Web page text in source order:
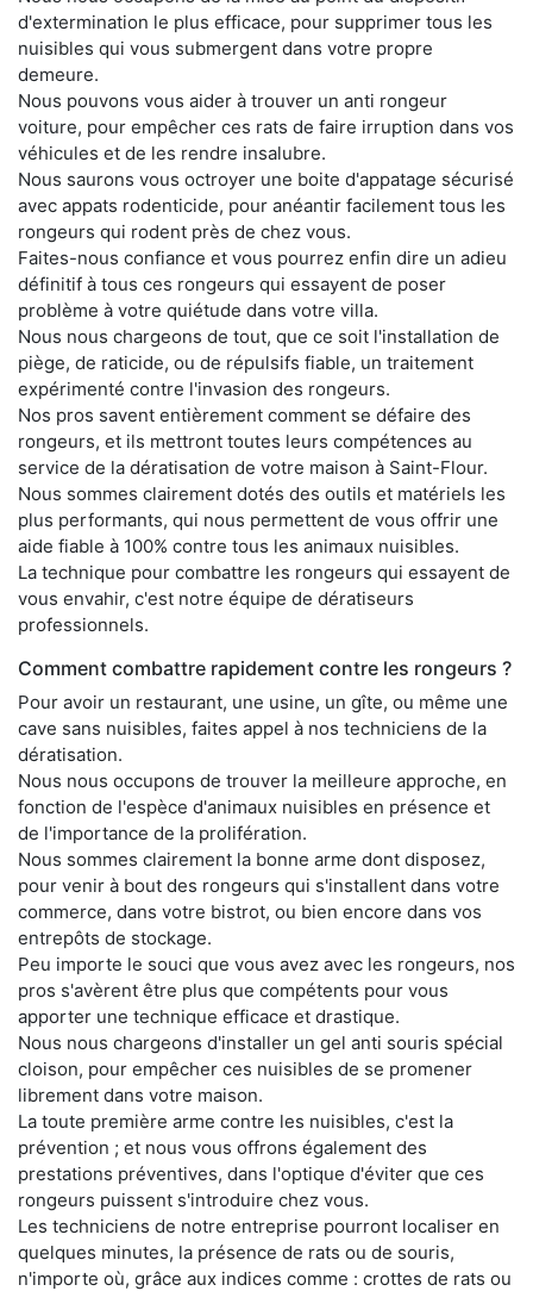
d'extermination le plus efficace, pour supprimer tous les
nuisibles qui vous submergent dans votre propre
demeure.
Nous pouvons vous aider à trouver un anti rongeur
voiture, pour empêcher ces rats de faire irruption dans vos
véhicules et de les rendre insalubre.
Nous saurons vous octroyer une boite d'appatage sécurisé
avec appats rodenticide, pour anéantir facilement tous les
rongeurs qui rodent près de chez vous.
Faites-nous confiance et vous pourrez enfin dire un adieu
définitif à tous ces rongeurs qui essayent de poser
problème à votre quiétude dans votre villa.
Nous nous chargeons de tout, que ce soit l'installation de
piège, de raticide, ou de répulsifs fiable, un traitement
expérimenté contre l'invasion des rongeurs.
Nos pros savent entièrement comment se défaire des
rongeurs, et ils mettront toutes leurs compétences au
service de la dératisation de votre maison à Saint-Flour.
Nous sommes clairement dotés des outils et matériels les
plus performants, qui nous permettent de vous offrir une
aide fiable à 100% contre tous les animaux nuisibles.
La technique pour combattre les rongeurs qui essayent de
vous envahir, c'est notre équipe de dératiseurs
professionnels.
Comment combattre rapidement contre les rongeurs ?
Pour avoir un restaurant, une usine, un gîte, ou même une
cave sans nuisibles, faites appel à nos techniciens de la
dératisation.
Nous nous occupons de trouver la meilleure approche, en
fonction de l'espèce d'animaux nuisibles en présence et
de l'importance de la prolifération.
Nous sommes clairement la bonne arme dont disposez,
pour venir à bout des rongeurs qui s'installent dans votre
commerce, dans votre bistrot, ou bien encore dans vos
entrepôts de stockage.
Peu importe le souci que vous avez avec les rongeurs, nos
pros s'avèrent être plus que compétents pour vous
apporter une technique efficace et drastique.
Nous nous chargeons d'installer un gel anti souris spécial
cloison, pour empêcher ces nuisibles de se promener
librement dans votre maison.
La toute première arme contre les nuisibles, c'est la
prévention ; et nous vous offrons également des
prestations préventives, dans l'optique d'éviter que ces
rongeurs puissent s'introduire chez vous.
Les techniciens de notre entreprise pourront localiser en
quelques minutes, la présence de rats ou de souris,
n'importe où, grâce aux indices comme : crottes de rats ou